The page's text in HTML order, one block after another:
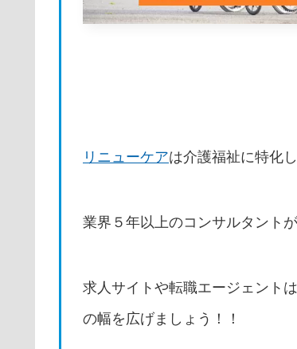
リニューケアは介護福祉に特化
業界５年以上のコンサルタント
求人サイトや転職エージェント
の幅を広げましょう！！